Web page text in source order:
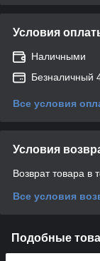
Условия
Наличными
Безналичный
Все условия
Условия
Возврат товара в
Все условия
Подобные